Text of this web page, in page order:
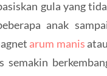
gula yang
anak
arum manis